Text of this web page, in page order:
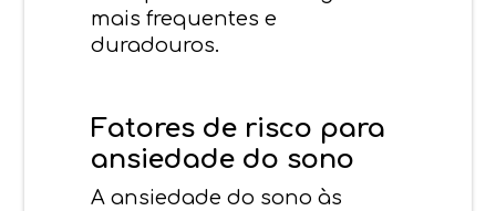
mais frequentes e
duradouros.
Fatores de risco para
ansiedade do sono
A ansiedade do sono às